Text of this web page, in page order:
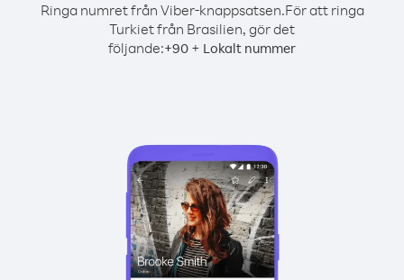
Ringa numret från Viber-knappsatsen.För att ringa
Turkiet från Brasilien, gör det
följande:+90 + Lokalt nummer